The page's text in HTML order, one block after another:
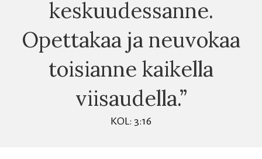
keskuudessanne.
Opettakaa ja neuvokaa
toisianne kaikella
viisaudella.”
KOL: 3:16